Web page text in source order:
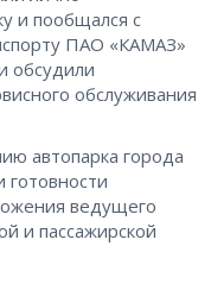
и пообщался с
ПАО «КАМАЗ»
обсудили
обслуживания
автопарка города
готовности
ведущего
и пассажирской